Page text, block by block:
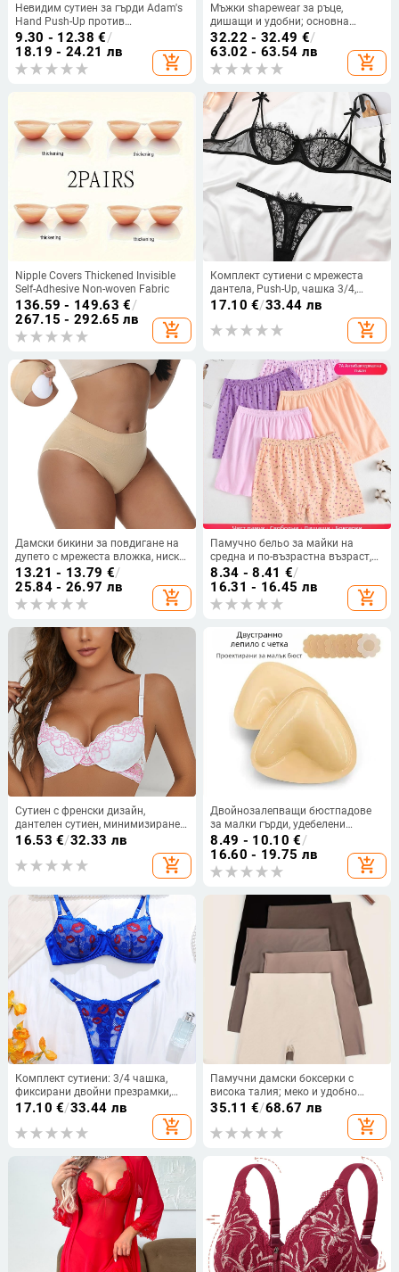
Невидим сутиен за гърди Adam's
Hand Push-Up против
разширяване, удебелен и
уголемен, с форма на длан
9.30 - 12.38 €/
18.19 - 24.21 лв
add_shopping_cart
Мъжки shapewear за ръце,
дишащи и удобни; основна
материя: 100% акрил, подплата:
спандекс, тип чашка: триъгълна,
формована чашка: средна
32.22 - 32.49 €/
63.02 - 63.54 лв
add_shopping_cart
Nipple Covers Thickened Invisible
Self-Adhesive Non-woven Fabric
136.59 - 149.63 €/
267.15 - 292.65 лв
add_shopping_cart
Комплект сутиени с мрежеста
дантела, Push-Up, чашка 3/4,
фиксирани двойни презрамки,
17.10 €/33.44 лв
add_shopping_cart
Дамски бикини за повдигане на
дупето с мрежеста вложка, ниска
талия, висока еластичност, меки
и удобни
13.21 - 13.79 €/
25.84 - 26.97 лв
add_shopping_cart
Памучно бельо за майки на
средна и по-възрастна възраст,
широки боксерки с висока талия,
памучно бельо за майки,
памучни дамски шорти с големи
размери
8.34 - 8.41 €/
16.31 - 16.45 лв
add_shopping_cart
Сутиен с френски дизайн,
дантелен сутиен, минимизиране
на голям бюст, тънък модел, без
празна чашка, бельо за млади
момичета, регулируем с
16.53 €/32.33 лв
add_shopping_cart
Двойнозалепващи бюстпадове
за малки гърди, удебелени
невидими вложки за повдигане,
триъгълни вложки за
уголемяване
8.49 - 10.10 €/
16.60 - 19.75 лв
add_shopping_cart
Комплект сутиени: 3/4 чашка,
фиксирани двойни презрамки,
закопчаване отзад с една редица
17.10 €/33.44 лв
add_shopping_cart
Памучни дамски боксерки с
висока талия; меко и удобно
усещане; памучна подплата
35.11 €/68.67 лв
add_shopping_cart